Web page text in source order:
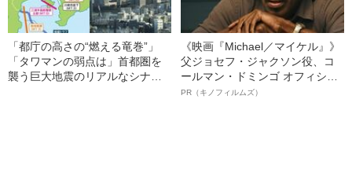
「都庁の高さの“燃える竜巻”」
「タワマンの弱点は」首都圏を
襲う巨大地震のリアルなシナリ
《映画『Michael／マイケル』》
父ジョセフ・ジャクソン役、コ
ールマン・ドミンゴ オフィシャ
ルインタビュー“観客を魅了した
PR（キノフィルムズ）